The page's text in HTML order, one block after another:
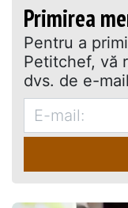
Primirea
Pentru a
Petitchef, vă
dvs. de e-